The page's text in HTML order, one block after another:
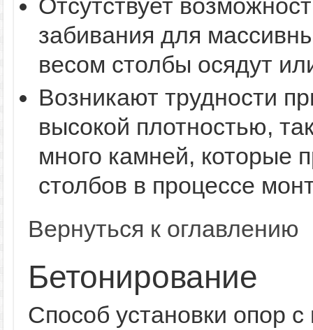
Отсутствует
забивания для
весом столбы осядут
Возникают трудности
высокой плотностью,
много камней, которые
столбов в процессе
Вернуться к оглавлению
Бетонирование
Способ установки опор